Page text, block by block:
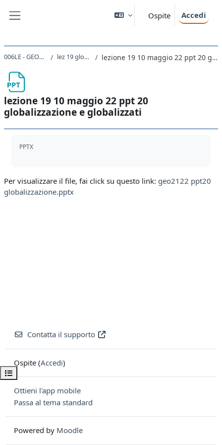
Ospite Accedi
Apri indice del corso
006LE - GEOGRAFIA 2021 lez 19 globalizzazione lezione 19 10 maggio 22 ppt 20 globalizzazione e globalizzati
lezione 19 10 maggio 22 ppt 20
globalizzazione e globalizzati
PPTX
Per visualizzare il file, fai click su questo link: geo2122 ppt20
globalizzazione.pptx
Contatta il supporto
Ospite (Accedi)
Ottieni l'app mobile
Passa al tema standard
Powered by Moodle